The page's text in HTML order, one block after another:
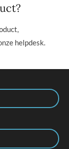
helpdesk.